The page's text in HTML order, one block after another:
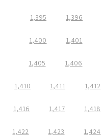
1,395 1,396
1,400 1,401
1,405 1,406
1,410 1,411 1,412
1,416 1,417 1,418
1,422 1,423 1,424